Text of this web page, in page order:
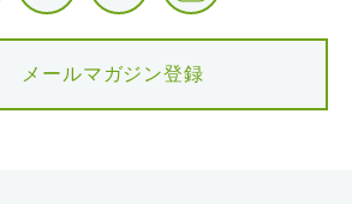
メールマガジン登録